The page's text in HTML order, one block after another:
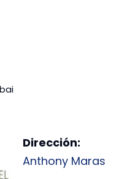
Dirección:
Anthony Maras